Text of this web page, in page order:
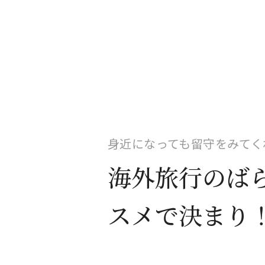
身近になっても留守をみて
海外旅行のば
スメで決まり